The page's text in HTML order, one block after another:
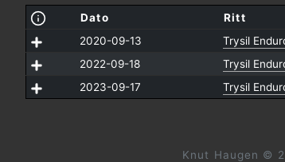
Dato Ritt
2020-09-13
Trysil
2022-09-18
Trysil
2023-09-17
Trysil
Knut Haugen ©